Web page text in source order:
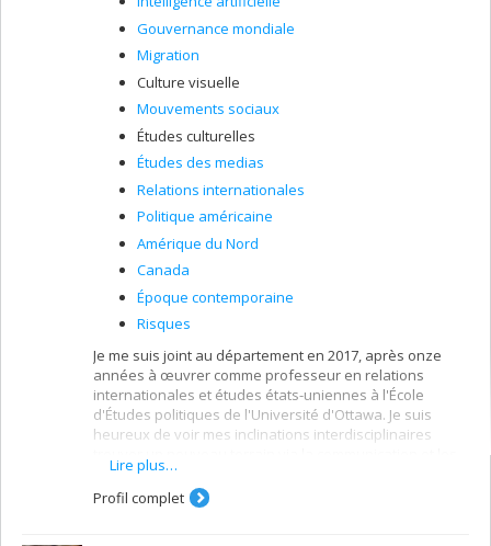
Gouvernance mondiale
Migration
Culture visuelle
Mouvements sociaux
Études culturelles
Études des medias
Relations internationales
Politique américaine
Amérique du Nord
Canada
Époque contemporaine
Risques
Je me suis joint au département en 2017, après onze
années à œuvrer comme professeur en relations
internationales et études états-uniennes à l'École
d'Études politiques de l'Université d'Ottawa. Je suis
heureux de voir mes inclinations interdisciplinaires
études médiatiques et d’avoir pu amorcer un nouveau
chapitre en enseignant la communication internationale,
la communication politique et médiatique et la culture
Lire plus…
Profil complet